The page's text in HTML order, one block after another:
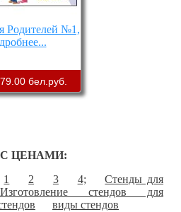
Родителей №1,
79.00 бел.руб.
ЦЕНАМИ:
1 2 3 4;
Стенды для
Изготовление стендов для
виды стендов